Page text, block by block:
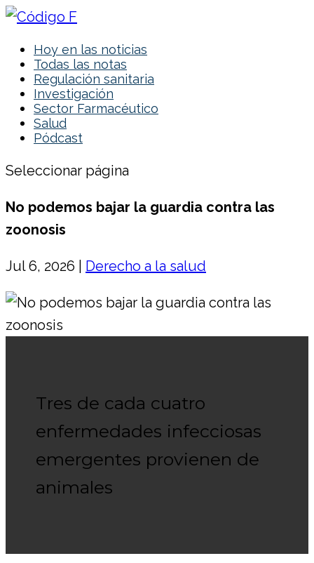
Hoy en las noticias
Todas las notas
Regulación sanitaria
Investigación
Sector Farmacéutico
Salud
Pódcast
Seleccionar página
No podemos bajar la guardia contra las
zoonosis
Jul 6, 2026 Derecho a la salud
Tres de cada cuatro
enfermedades infecciosas
emergentes provienen de
animales